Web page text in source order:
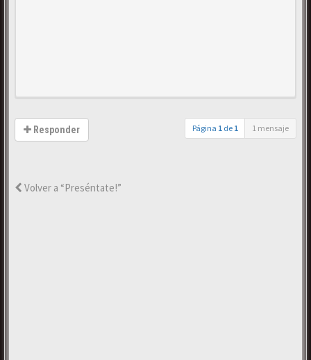
Responder Página 1 de 1 1 mensaje
Volver a “Preséntate!”